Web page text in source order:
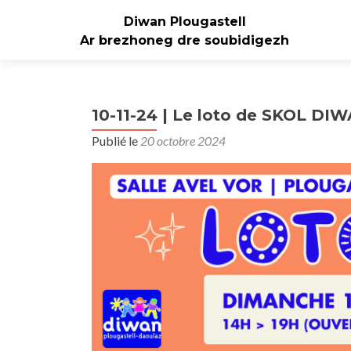
Diwan Plougastell
Ar brezhoneg dre soubidigezh
10-11-24 | Le loto de SKOL
Publié le 20 octobre 2024